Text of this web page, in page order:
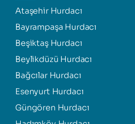
Ataşehir Hurdacı
Bayrampaşa Hurdacı
Beşiktaş Hurdacı
Beylikdüzü Hurdacı
Bağcılar Hurdacı
Esenyurt Hurdacı
Güngören Hurdacı